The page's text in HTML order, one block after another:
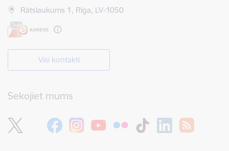
Rātslaukums 1, Rīga, LV-1050
Visi kontakti
Sekojiet mums